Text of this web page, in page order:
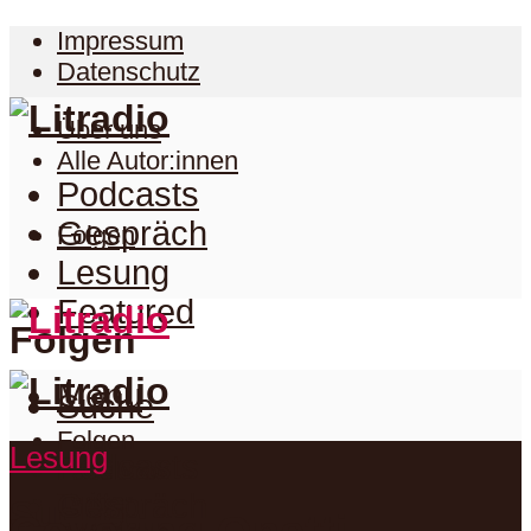
Impressum
Datenschutz
Über uns
Alle Autor:innen
Folgen
Folgen
Folgen
Facebook
Podcasts
Gespräch
Lesung
Featured
Menu
Suche
Podcasts
Lesung